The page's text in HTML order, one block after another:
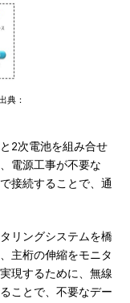
典：
2次電池を組み合せ
電源工事が不要な
接続することで、通
リングシステムを橋
主桁の伸縮をモニタ
現するために、無線
ことで、不要なデー